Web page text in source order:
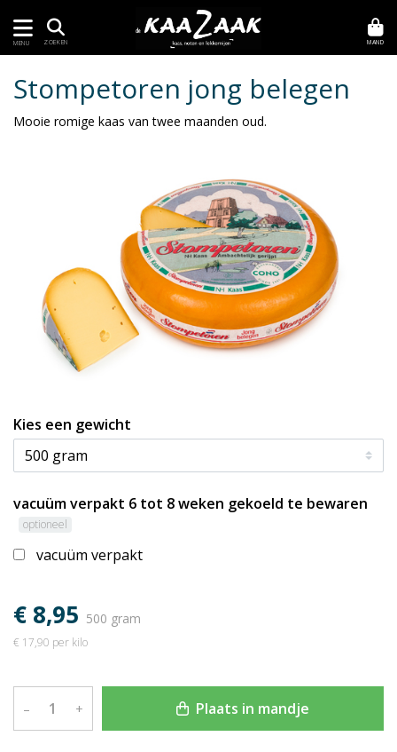
MENU ZOEKEN MAND
Stompetoren jong belegen
Mooie romige kaas van twee maanden oud.
Kies een gewicht
vacuüm verpakt 6 tot 8 weken gekoeld te bewaren
optioneel
vacuüm verpakt
€ 8,95 500 gram
€ 17,90 per kilo
– + Plaats in mandje